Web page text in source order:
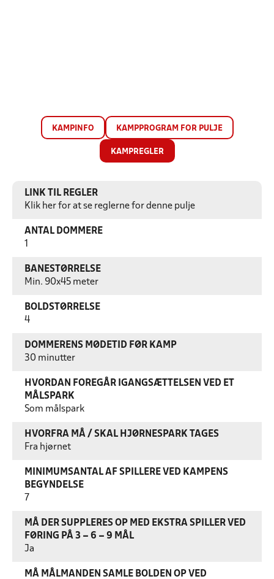
KAMPINFO KAMPPROGRAM FOR PULJE
KAMPREGLER
LINK TIL REGLER
Klik her for at se reglerne for denne pulje
ANTAL DOMMERE
BANESTØRRELSE
Min. 90x45 meter
BOLDSTØRRELSE
4
DOMMERENS MØDETID FØR KAMP
30 minutter
HVORDAN FOREGÅR IGANGSÆTTELSEN VED ET
MÅLSPARK
Som målspark
HVORFRA MÅ / SKAL HJØRNESPARK TAGES
Fra hjørnet
MINIMUMSANTAL AF SPILLERE VED KAMPENS
BEGYNDELSE
7
MÅ DER SUPPLERES OP MED EKSTRA SPILLER VED
FØRING PÅ 3 – 6 – 9 MÅL
Ja
MÅ MÅLMANDEN SAMLE BOLDEN OP VED